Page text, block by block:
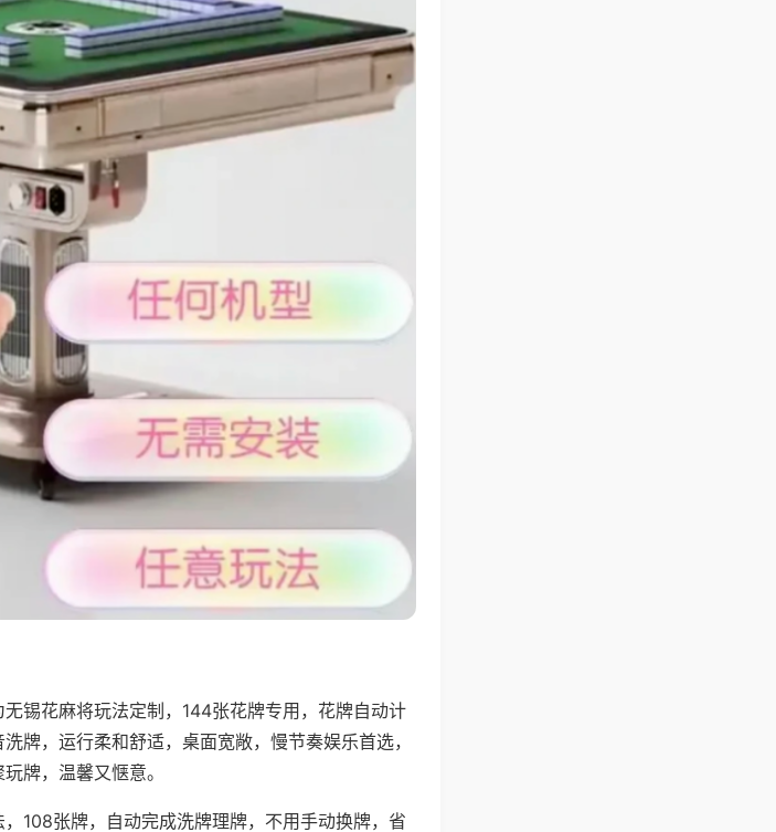
无锡花麻将玩法定制，144张花牌专用，花牌自动计
牌，运行柔和舒适，桌面宽敞，慢节奏娱乐首选，
牌，温馨又惬意。
108张牌，自动完成洗牌理牌，不用手动换牌，省